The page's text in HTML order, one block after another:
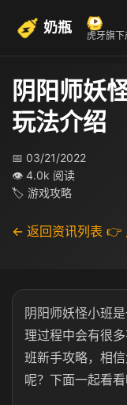
奶瓶 虎牙旗下
阴阳师妖
玩法介绍
📅 03/21/2022
👁 4.0k 阅读
🏷 游戏攻略
← 返回资讯列表 👉
阴阳师妖怪小班
理过程中会有很
班新手攻略，相
呢？下面一起看看